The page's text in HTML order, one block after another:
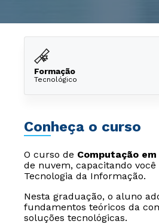
Formação
Tecnológico
Conheça o curso
O curso de Computação em
de nuvem, capacitando
Tecnologia da Informação.
Nesta graduação, o aluno
fundamentos teóricos da
soluções tecnológicas.